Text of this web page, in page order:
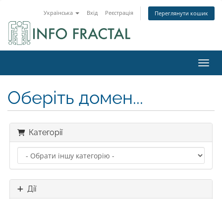
Українська Вхід Реєстрація Переглянути кошик
Оберіть домен...
Категорії
Дії